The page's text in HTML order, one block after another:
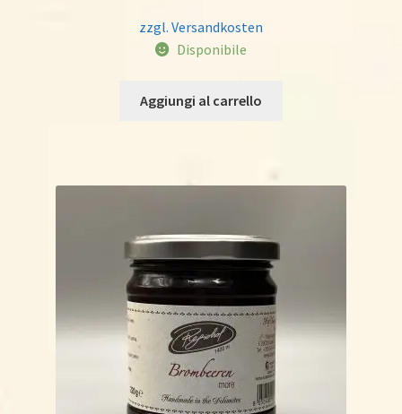
zzgl. Versandkosten
Disponibile
Aggiungi al carrello